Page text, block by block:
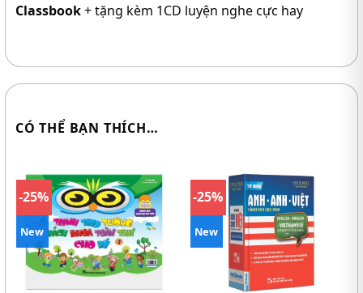
Classbook+ tặng kèm 1CD luyện nghe cực hay
CÓ THỂ BẠN THÍCH…
-25%
New
-25%
New